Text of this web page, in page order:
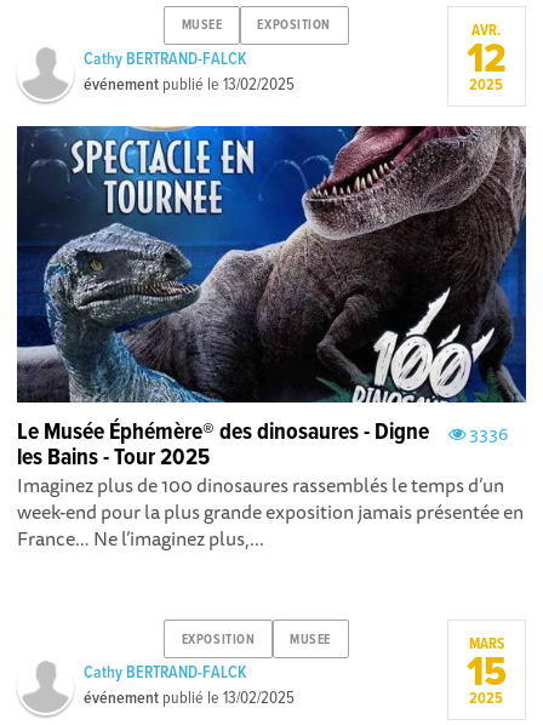
MUSEE EXPOSITION
Cathy BERTRAND-FALCK
événement publié le13/02/2025
AVR.
12
2025
3336
Le Musée Éphémère® des dinosaures - Digne
les Bains - Tour 2025
Imaginez plus de 100 dinosaures rassemblés le temps d’un
week-end pour la plus grande exposition jamais présentée en
France… Ne l’imaginez plus,...
EXPOSITION MUSEE
Cathy BERTRAND-FALCK
événement publié le13/02/2025
MARS
15
2025